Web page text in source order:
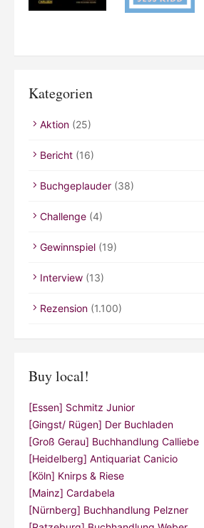
Kategorien
Aktion (25)
Bericht (16)
Buchgeplauder (38)
Challenge (4)
Gewinnspiel (19)
Interview (13)
Rezension (1.100)
Buy local!
[Essen] Schmitz Junior
[Gingst/ Rügen] Der Buchladen
[Groß Gerau] Buchhandlung Calliebe
[Heidelberg] Antiquariat Canicio
[Köln] Knirps & Riese
[Mainz] Cardabela
[Nürnberg] Buchhandlung Pelzner